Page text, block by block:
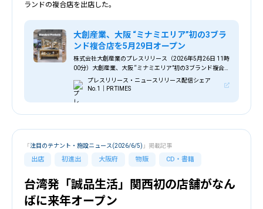
ランドの複合店を出店した。
大創産業、大阪 “ミナミエリア”初の3ブラ
ンド複合店を5月29日オープン
株式会社大創産業のプレスリリース（2026年5月26日 11時
00分）大創産業、大阪 “ミナミエリア”初の3ブランド複合
店を5月29日オープン
プレスリリース・ニュースリリース配信シェア
No.1｜PR TIMES
出店 初進出 大阪府 物販 CD・書籍
「注目のテナント・施設ニュース(2026/6/5) 」掲載記事
台湾発「誠品生活」関西初の店舗がなん
ばに来年オープン